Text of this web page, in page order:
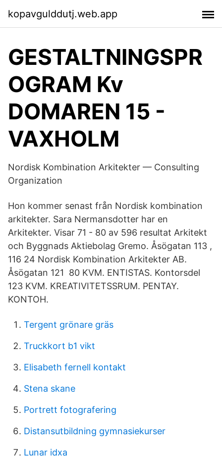
kopavgulddutj.web.app
GESTALTNINGSPR
OGRAM Kv
DOMAREN 15 -
VAXHOLM
Nordisk Kombination Arkitekter — Consulting
Organization
Hon kommer senast från Nordisk kombination
arkitekter. Sara Nermansdotter har en
Arkitekter. Visar 71 - 80 av 596 resultat Arkitekt
och Byggnads Aktiebolag Gremo. Åsögatan 113 ,
116 24 Nordisk Kombination Arkitekter AB.
Åsögatan 121 80 KVM. ENTISTAS. Kontorsdel
123 KVM. KREATIVITETSSRUM. PENTAY.
KONTOH.
Tergent grönare gräs
Truckkort b1 vikt
Elisabeth fernell kontakt
Stena skane
Portrett fotografering
Distansutbildning gymnasiekurser
Lunar idxa